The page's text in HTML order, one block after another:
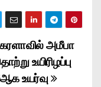
அமீபா
உயிரிழப்பு
உயர்வு